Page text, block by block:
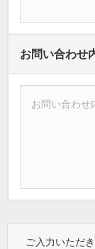
お問い合わせ
ご入力いただ